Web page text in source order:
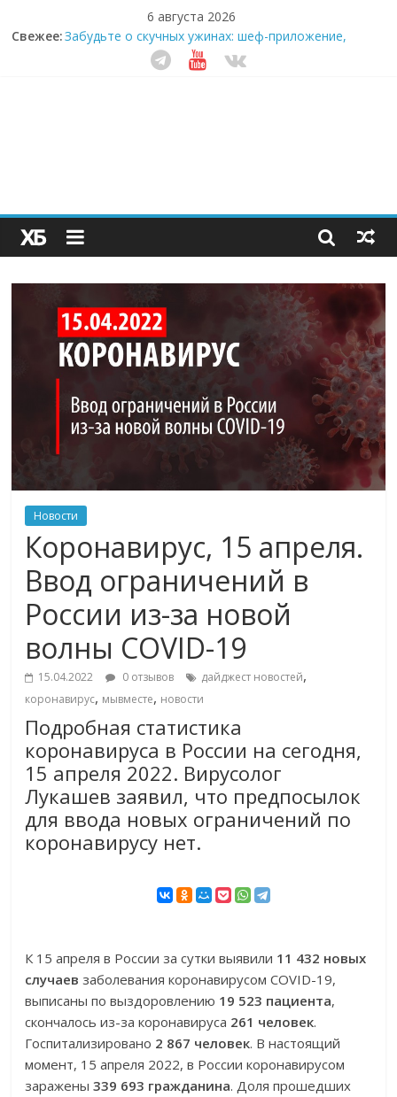
6 августа 2026
Свежее:Забудьте о скучных ужинах: шеф-приложение,
которое видит вашу еду насквозь
Небо зовёт: как бизнес на полётах дронов и
Секрет супергидратации: почему кокосовая вода с
пребиотиками становится главным трендом
здорового питания
Новости
Коронавирус, 15 апреля.
Ввод ограничений в
России из-за новой
волны COVID-19
15.04.2022 0 отзывов дайджест новостей,
коронавирус, мывместе, новости
Подробная статистика
коронавируса в России на сегодня,
15 апреля 2022. Вирусолог
Лукашев заявил, что предпосылок
для ввода новых ограничений по
коронавирусу нет.
К 15 апреля в России за сутки выявили 11 432 новых
случаев заболевания коронавирусом COVID-19,
выписаны по выздоровлению 19 523 пациента,
скончалось из-за коронавируса 261 человек.
Госпитализировано 2 867 человек. В настоящий
момент, 15 апреля 2022, в России коронавирусом
заражены339 693 гражданина. Доля прошедших